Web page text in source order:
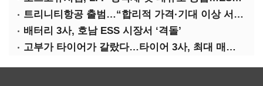
트리니티항공 출범…“합리적 가격·기대 이상 서비스로 승부”
배터리 3사, 호남 ESS 시장서 ‘격돌’
고부가 타이어가 갈랐다…타이어 3사, 최대 매출에도 영업익 희비